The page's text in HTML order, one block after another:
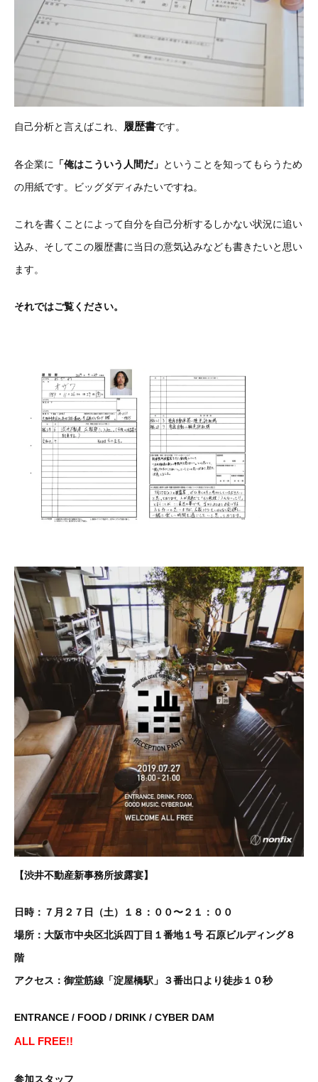
自己分析と言えばこれ、 履歴書です。
各企業に 「俺はこういう人間だ」 ということを知ってもらうため
の用紙です。ビッグダディみたいですね。
これを書くことによって自分を自己分析するしかない状況に追い
込み、そしてこの履歴書に当日の意気込みなども書きたいと思い
ます。
それではご覧ください。
【渋井不動産新事務所披露宴】
日時：７月２７日（土）１８：００〜２１：００
場所：大阪市中央区北浜四丁目１番地１号 石原ビルディング８
階
アクセス：御堂筋線「淀屋橋駅」３番出口より徒歩１０秒
ENTRANCE / FOOD / DRINK / CYBER DAM
ALL FREE!!
参加スタッフ